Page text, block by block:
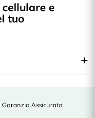
e
tuo
Garanzia Assicurata